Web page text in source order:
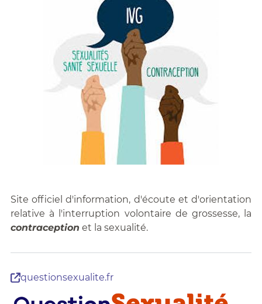
Site officiel d'information, d'écoute et d'orientation
relative à l'interruption volontaire de grossesse, la
contraception et la sexualité.
questionsexualite.fr